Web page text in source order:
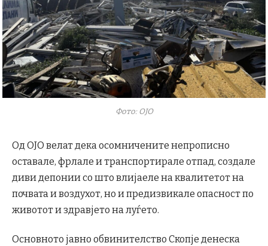
Фото: ОЈО
Од ОЈО велат дека осомничените непрописно
оставале, фрлале и транспортирале отпад, создале
диви депонии со што влијаеле на квалитетот на
почвата и воздухот, но и предизвикале опасност по
животот и здравјето на луѓето.
Основното јавно обвинителство Скопје денеска